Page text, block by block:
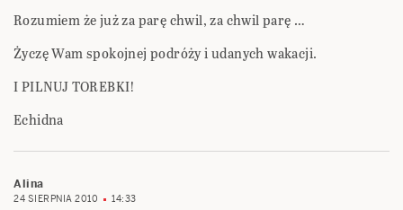
Rozumiem że już za parę chwil, za chwil parę …
Życzę Wam spokojnej podróży i udanych wakacji.
I PILNUJ TOREBKI!
Echidna
Alina
24 SIERPNIA 2010 14:33